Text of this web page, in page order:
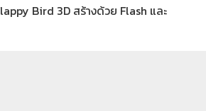
Bird 3D สร้างด้วย Flash และ